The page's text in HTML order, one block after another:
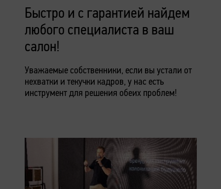
Быстро и с гарантией найдем
любого специалиста в ваш
салон!
Уважаемые собственники, если вы устали от
нехватки и текучки кадров, у нас есть
инструмент для решения обеих проблем!